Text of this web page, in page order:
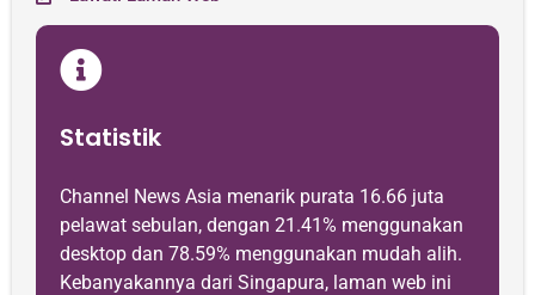
Statistik
Channel News Asia menarik purata 16.66 juta
pelawat sebulan, dengan 21.41% menggunakan
desktop dan 78.59% menggunakan mudah alih.
Kebanyakannya dari Singapura, laman web ini